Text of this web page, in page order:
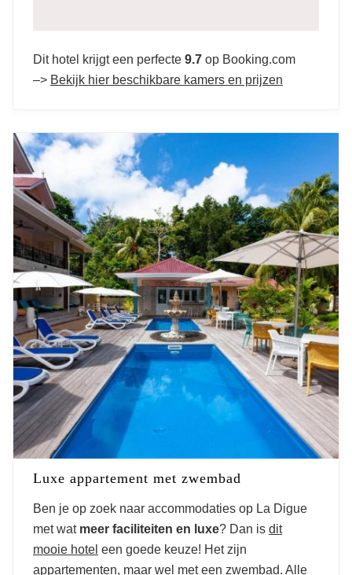
Dit hotel krijgt een perfecte 9.7 op Booking.com
–> Bekijk hier beschikbare kamers en prijzen
Luxe appartement met zwembad
Ben je op zoek naar accommodaties op La Digue
met wat meer faciliteiten en luxe? Dan is dit
mooie hotel een goede keuze! Het zijn
appartementen, maar wel met een zwembad. Alle